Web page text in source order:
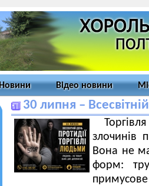
Новини Відео новини
30 липня –
злочинів
Вона не
форм: